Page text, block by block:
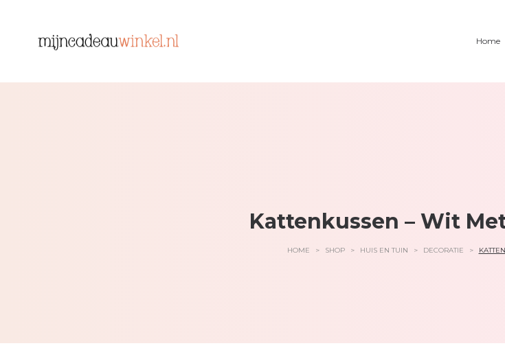
Home
Kattenkussen – Wit
HOME > SHOP > HUIS EN TUIN > DECORATIE >